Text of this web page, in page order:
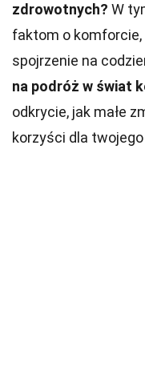
zdrowotnych? W
faktom o
spojrzenie na
na podróż w świat
odkrycie, jak małe
korzyści dla